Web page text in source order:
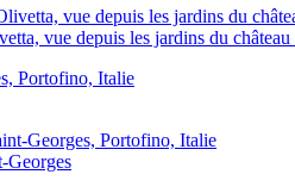
vue depuis les jardins du
Georges